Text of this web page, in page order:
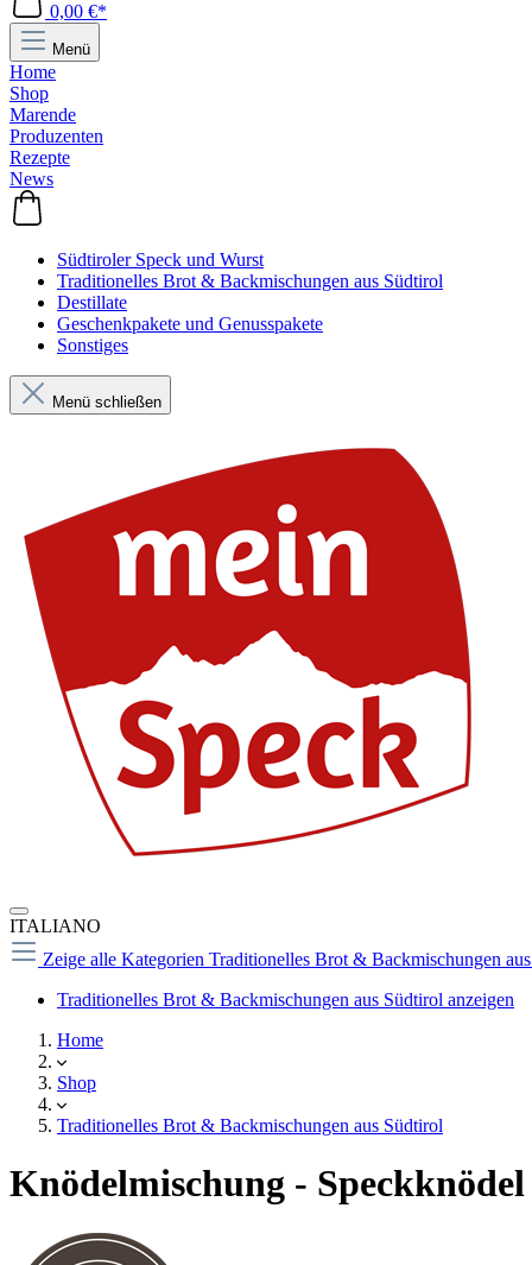
0,00 €*
Menü
Home
Shop
Marende
Produzenten
Rezepte
News
Südtiroler Speck und Wurst
Traditionelles Brot & Backmischungen aus Südtirol
Destillate
Geschenkpakete und Genusspakete
Sonstiges
Menü schließen
ITALIANO
Zeige alle Kategorien Traditionelles Brot & Backmischungen
Traditionelles Brot & Backmischungen aus Südtirol anzeigen
Home
Shop
Traditionelles Brot & Backmischungen aus Südtirol
Knödelmischung - Speckknödel